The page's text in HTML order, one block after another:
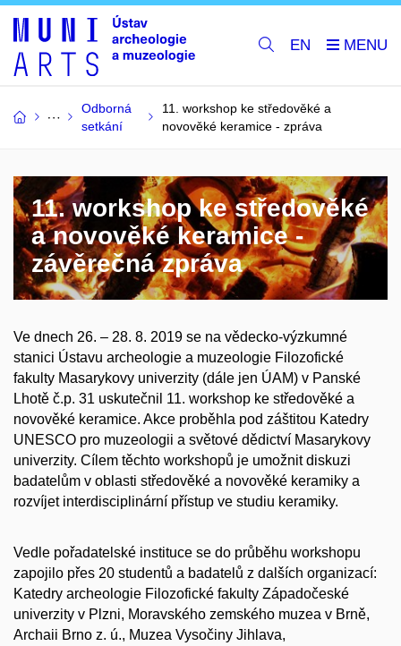
EN
Odborná
setkání
11. workshop ke středověké a
novověké keramice - zpráva
11. workshop ke středověké
a novověké keramice -
závěrečná zpráva
Ve dnech 26. – 28. 8. 2019 se na vědecko-výzkumné
stanici Ústavu archeologie a muzeologie Filozofické
fakulty Masarykovy univerzity (dále jen ÚAM) v Panské
Lhotě č.p. 31 uskutečnil 11. workshop ke středověké a
novověké keramice. Akce proběhla pod záštitou Katedry
UNESCO pro muzeologii a světové dědictví Masarykovy
univerzity. Cílem těchto workshopů je umožnit diskuzi
badatelům v oblasti středověké a novověké keramiky a
rozvíjet interdisciplinární přístup ve studiu keramiky.
Vedle pořadatelské instituce se do průběhu workshopu
zapojilo přes 20 studentů a badatelů z dalších organizací:
Katedry archeologie Filozofické fakulty Západočeské
univerzity v Plzni, Moravského zemského muzea v Brně,
Archaii Brno z. ú., Muzea Vysočiny Jihlava,